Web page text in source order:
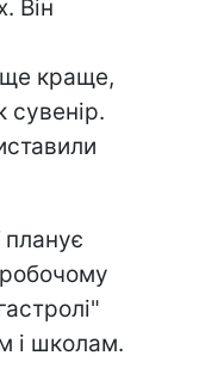
Він
краще,
сувенір.
планує
і школам.